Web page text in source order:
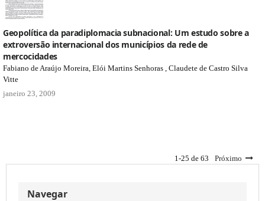
Geopolítica da paradiplomacia subnacional: Um estudo sobre a
extroversão internacional dos municípios da rede de
mercocidades
Fabiano de Araújo Moreira, Elói Martins Senhoras , Claudete de Castro Silva
Vitte
janeiro 23, 2009
1-25 de 63 Próximo
Navegar